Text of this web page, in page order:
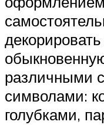
различными
символами:
голубками,